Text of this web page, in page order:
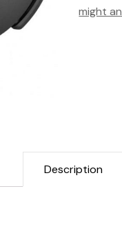
might
Description